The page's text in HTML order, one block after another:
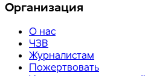
Организация
О нас
ЧЗВ
Журналистам
Пожертвовать